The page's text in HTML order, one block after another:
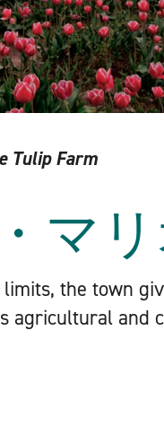
Tulip Farm
マ
limits, the town
agricultural and